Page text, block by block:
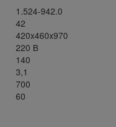
1.524-942.0
42
420x460x970
220 В
140
3,1
700
60